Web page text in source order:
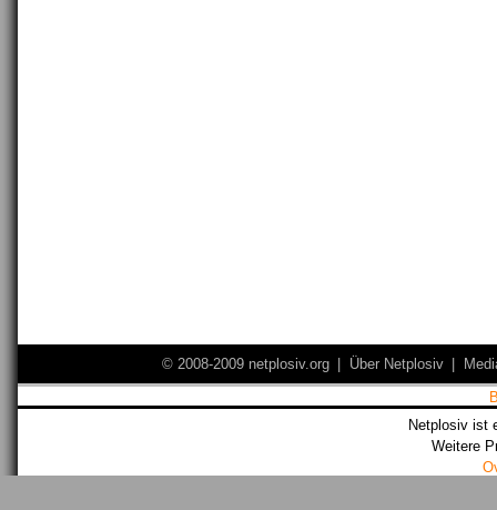
© 2008-2009 netplosiv.org Über Netplosiv
Netplosiv ist
Weitere